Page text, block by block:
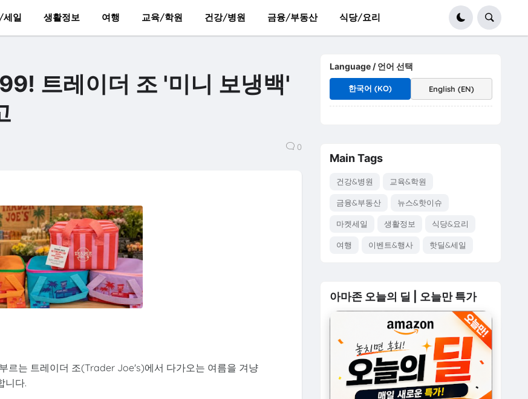
세일 생활정보 여행 교육/학원 건강/병원 금융/부동산 식당/요리
트레이더 조 '미니 보냉백'
0
르는 트레이더 조(Trader Joe's)에서 다가오는 여름을 겨냥
니다.
Language / 언어 선택
한국어 (KO) English (EN)
Main Tags
건강&병원 교육&학원
금융&부동산 뉴스&핫이슈
마켓세일 생활정보 식당&요리
여행 이벤트&행사 핫딜&세일
아마존 오늘의 딜 | 오늘만 특가